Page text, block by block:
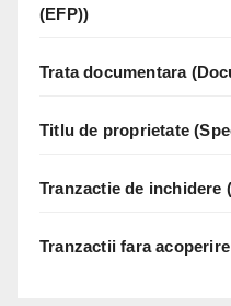
(EFP))
Trata documentara
Titlu de proprietate
Tranzactie de
Tranzactii fara